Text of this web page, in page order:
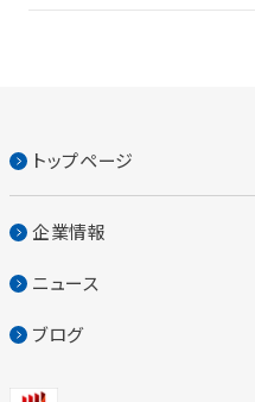
トップページ
企業情報
ニュース
ブログ